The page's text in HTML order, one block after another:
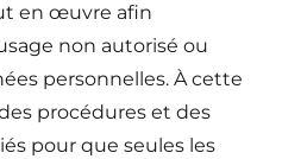
en œuvre afin
non autorisé ou
personnelles. À cette
procédures et des
pour que seules les